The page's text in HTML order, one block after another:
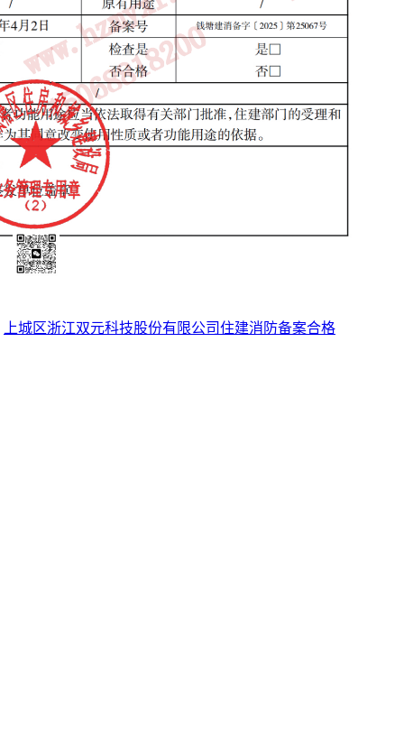
上城区浙江双元科技股份有限公司住建消防备案合格